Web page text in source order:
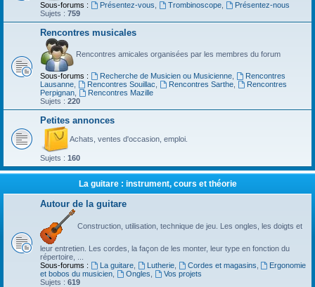
Sous-forums : Présentez-vous Trombinoscope,
Présentez-nous
Sujets : 759
Rencontres musicales
Rencontres amicales organisées par les membres du forum
Sous-forums : Recherche de Musicien ou Musicienne,
Rencontres
Lausanne
Rencontres Souillac Rencontres Sarthe,
Rencontres
Perpignan
Rencontres Mazille
Sujets : 220
Petites annonces
Achats, ventes d'occasion, emploi.
Sujets : 160
La guitare : instrument, cours et théorie
Autour de la guitare
Construction, utilisation, technique de jeu. Les ongles, les doigts et
leur entretien. Les cordes, la façon de les monter, leur type en fonction du
répertoire, ...
Sous-forums :
La guitare, Lutherie, Cordes et magasins
Ergonomie
et bobos du musicien
Ongles
Vos projets
Sujets : 619